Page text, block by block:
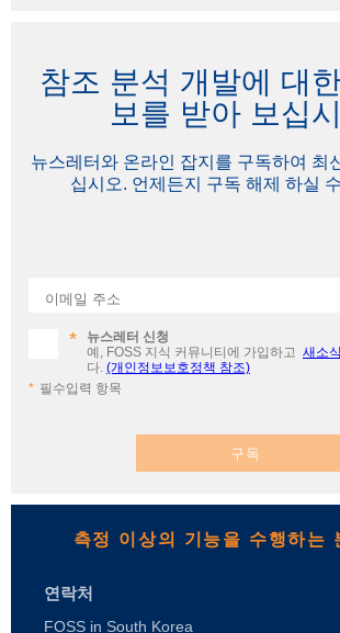
참조 분석 개발에 대
보를 받아 보십
뉴스레터와 온라인 잡지를 구독하여 최
십시오. 언제든지 구독 해제 하실
이메일 주소
뉴스레터 신청
예, FOSS 지식 커뮤니티에 가입하고 새소식
다. (개인정보보호정책 참조)
필수입력 항목
구독
측정 이상의 기능을 수행하는
연락처
FOSS in South Korea